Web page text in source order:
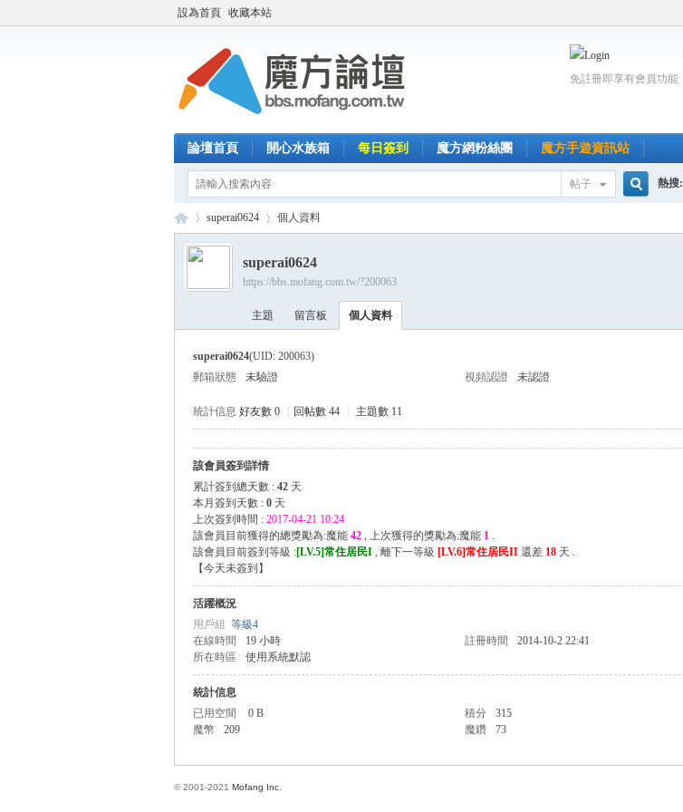
設為首頁 收藏本站
免註冊即享有會員功能
論壇首頁 開心水族箱 每日簽到 魔方網粉絲團 魔方手遊資訊站
帖子 熱搜:
›
superai0624 個人資料
superai0624
https://bbs.mofang.com.tw/?200063
主題 留言板 個人資料
superai0624(UID: 200063)
郵箱狀態
未驗證 視頻認證 未認證
統計信息 好友數 0 回帖數 44 主題數 11
該會員簽到詳情
累計簽到總天數 : 42 天
本月簽到天數 : 0 天
上次簽到時間 : 2017-04-21 10:24
該會員目前獲得的總獎勵為:魔能 42 , 上次獲得的獎勵為:魔能 1 .
該會員目前簽到等級 :[LV.5]常住居民I , 離下一等級 [LV.6]常住居民II 還差 18 天 .
【今天未簽到 】
活躍概況
用戶組 等級4
在線時間
19 小時 註冊時間 2014-10-2 22:41
所在時區
使用系統默認
統計信息
已用空間
0 B 積分 315
魔幣
209 魔鑽 73
© 2001-2021 Mofang Inc.